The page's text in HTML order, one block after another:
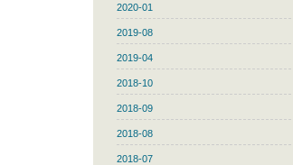
2020-01
2019-08
2019-04
2018-10
2018-09
2018-08
2018-07